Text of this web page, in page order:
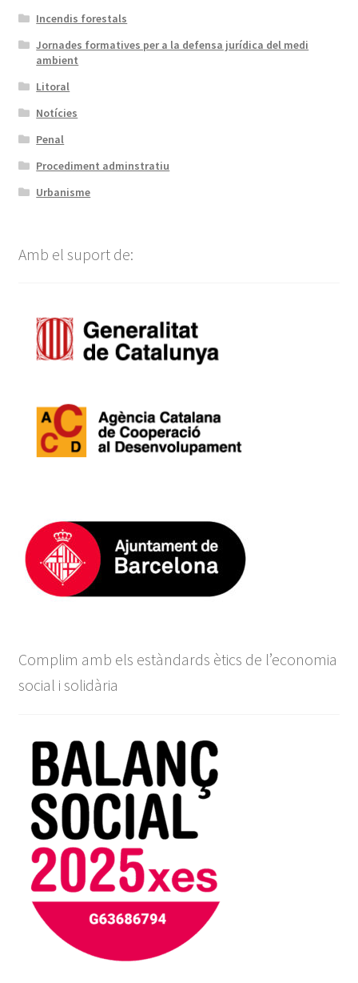
Incendis forestals
Jornades formatives per a la defensa jurídica del medi
ambient
Litoral
Notícies
Penal
Procediment adminstratiu
Urbanisme
Amb el suport de:
Complim amb els estàndards ètics de l’economia
social i solidària